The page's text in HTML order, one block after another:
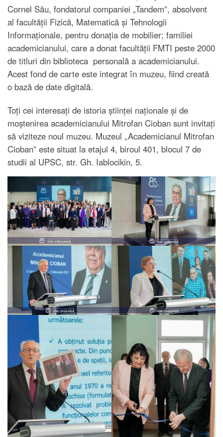
Cornel Său, fondatorul companiei „Tandem”, absolvent
al facultății Fizică, Matematică și Tehnologii
Informaționale, pentru donația de mobilier; familiei
academicianului, care a donat facultății FMTI peste 2000
de titluri din biblioteca personală a academicianului.
Acest fond de carte este integrat în muzeu, fiind creată
o bază de date digitală.
Toți cei interesați de istoria științei naționale și de
moștenirea academicianului Mitrofan Cioban sunt invitați
să viziteze noul muzeu. Muzeul „Academicianul Mitrofan
Cioban” este situat la etajul 4, biroul 401, blocul 7 de
studii al UPSC, str. Gh. Iablocikin, 5.